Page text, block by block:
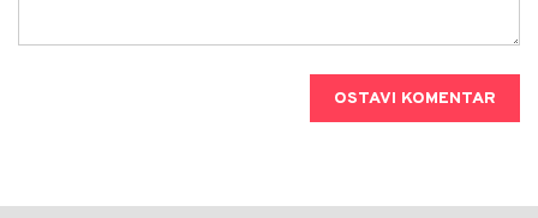
OSTAVI KOMENTAR